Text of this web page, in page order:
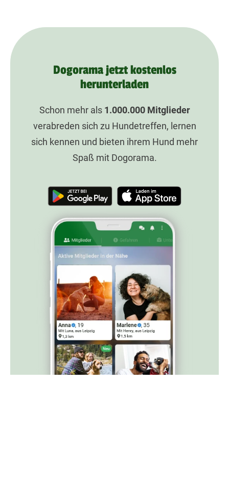
Dogorama jetzt kostenlos
herunterladen
Schon mehr als 1.000.000Mitglieder
verabreden sich zu Hundetreffen, lernen
sich kennen und bieten ihrem Hund mehr
Spaß mit Dogorama.